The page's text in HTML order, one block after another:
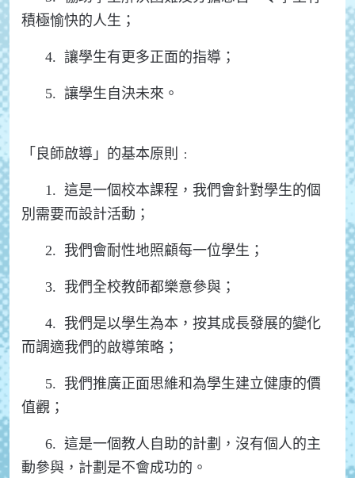
積極愉快的人生；
4. 讓學生有更多正面的指導；
5. 讓學生自決未來。
「良師啟導」的基本原則﹕
1. 這是一個校本課程，我們會針對學生的個
別需要而設計活動；
2. 我們會耐性地照顧每一位學生；
3. 我們全校教師都樂意參與；
4. 我們是以學生為本，按其成長發展的變化
而調適我們的啟導策略；
5. 我們推廣正面思維和為學生建立健康的價
值觀；
6. 這是一個教人自助的計劃，沒有個人的主
動參與，計劃是不會成功的。